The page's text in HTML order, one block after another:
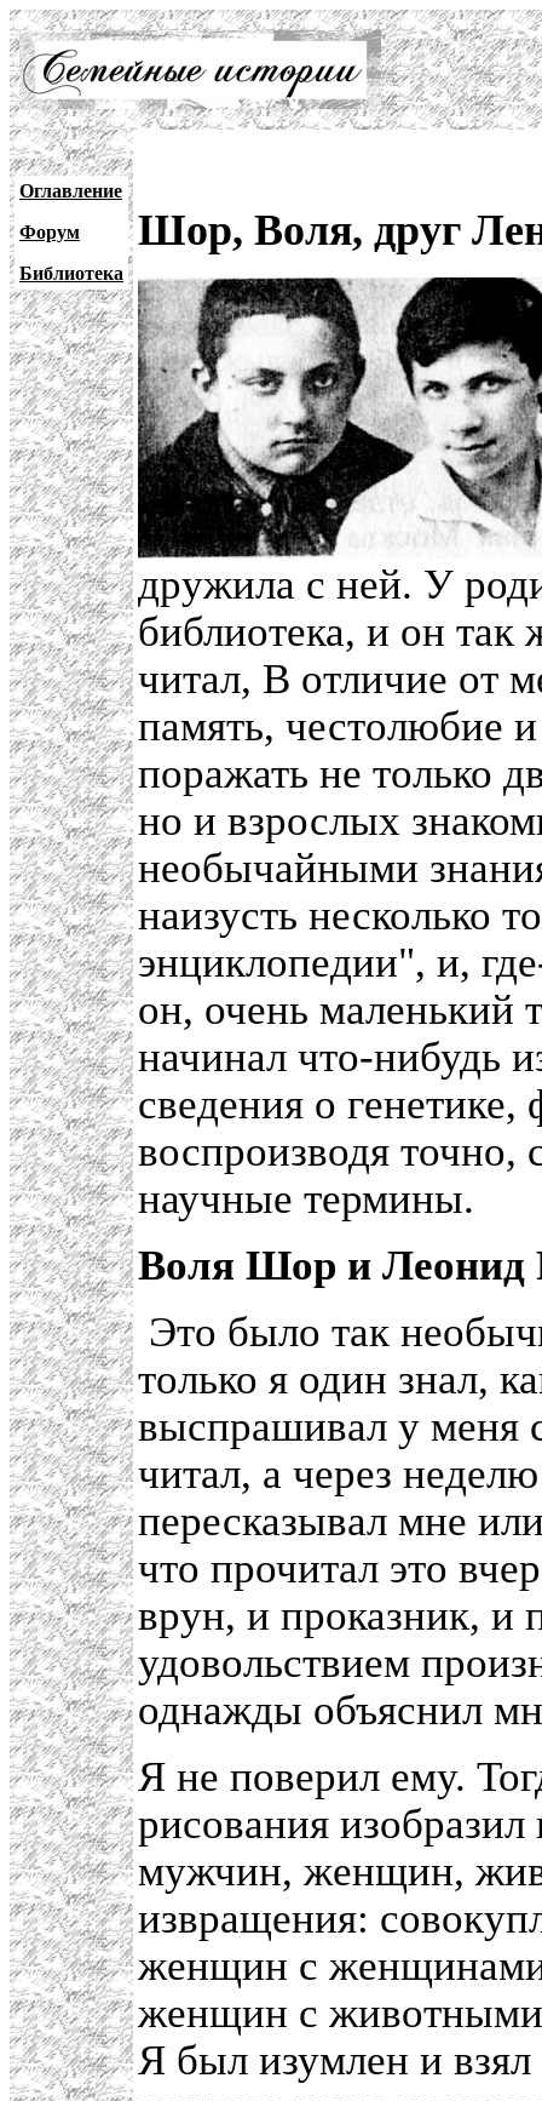
Оглавление
Форум
Библиотека
Шор, Воля, друг
дружила с ней. У
библиотека, и он так
читал, В отличие от
память, честолюбие
поражать не только
но и взрослых
необычайными
наизусть несколько
энциклопедии", и,
он, очень маленький
начинал что-нибудь
сведения о генетике,
воспроизводя точно,
научные термины.
Boля Шор и Леонид
Это было так
только я один знал,
выспрашивал у меня
читал, а через
пересказывал мне
что прочитал это
врун, и проказник, и
удовольствием
однажды объяснил
Я не поверил ему.
рисования
мужчин, женщин,
извращения:
женщин с
женщин с
Я был изумлен и